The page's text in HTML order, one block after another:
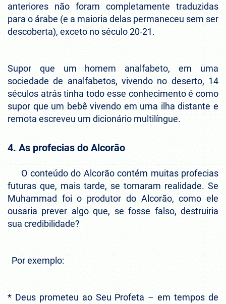
anteriores não foram completamente traduzidas
para o árabe (e a maioria delas permaneceu sem ser
descoberta), exceto no século 20-21.
Supor que um homem analfabeto, em uma
sociedade de analfabetos, vivendo no deserto, 14
séculos atrás tinha todo esse conhecimento é como
supor que um bebê vivendo em uma ilha distante e
remota escreveu um dicionário multilíngue.
4. As profecias do Alcorão
O conteúdo do Alcorão contém muitas profecias
futuras que, mais tarde, se tornaram realidade. Se
Muhammad foi o produtor do Alcorão, como ele
ousaria prever algo que, se fosse falso, destruiria
sua credibilidade?
Por exemplo:
* Deus prometeu ao Seu Profeta – em tempos de